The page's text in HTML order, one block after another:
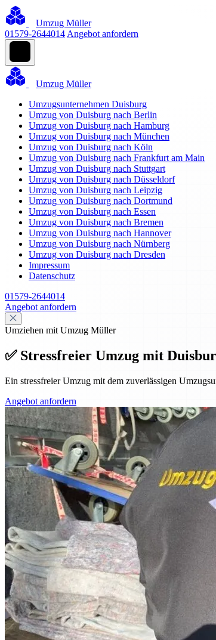
Umzug Müller
01579-2644014 Angebot anfordern
Umzug Müller
Umzugsunternehmen Duisburg
Umzug von Duisburg nach Berlin
Umzug von Duisburg nach Hamburg
Umzug von Duisburg nach München
Umzug von Duisburg nach Köln
Umzug von Duisburg nach Frankfurt am Main
Umzug von Duisburg nach Stuttgart
Umzug von Duisburg nach Düsseldorf
Umzug von Duisburg nach Leipzig
Umzug von Duisburg nach Dortmund
Umzug von Duisburg nach Essen
Umzug von Duisburg nach Bremen
Umzug von Duisburg nach Hannover
Umzug von Duisburg nach Nürnberg
Umzug von Duisburg nach Dresden
Impressum
Datenschutz
01579-2644014
Angebot anfordern
Umziehen mit Umzug Müller
✅ Stressfreier Umzug mit
Ein stressfreier Umzug mit dem zuverlässigen
Angebot anfordern